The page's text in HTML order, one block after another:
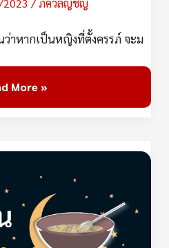
2023/ภัควลัญชญ์
าหากเป็นหญิงที่ตั้งครรภ์ จะม
More »